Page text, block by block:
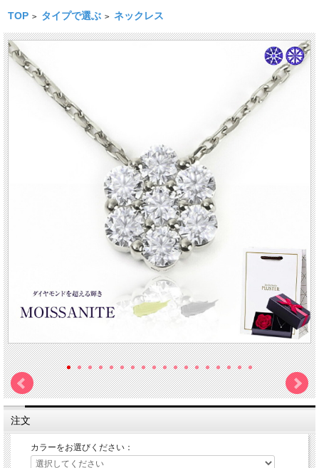
TOP > タイプで選ぶ > ネックレス
注文
カラーをお選びください：